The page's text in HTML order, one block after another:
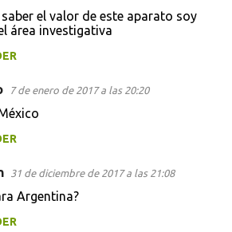
el valor de este aparato soy
área investigativa
7 de enero de 2017 a las 20:20
31 de diciembre de 2017 a las 21:08
Argentina?